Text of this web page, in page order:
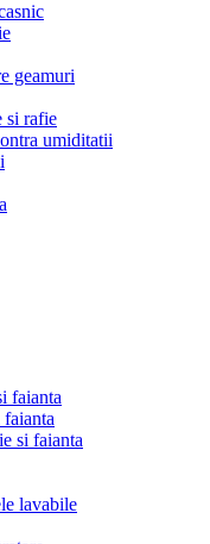
geamuri
si rafie
umiditatii
faianta
si faianta
lavabile